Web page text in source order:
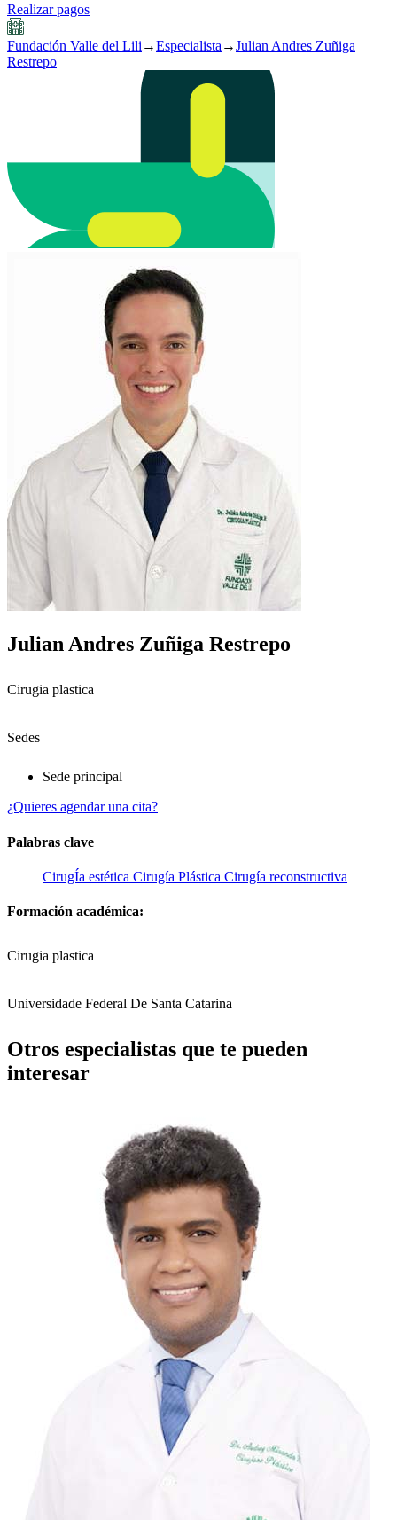
Realizar pagos
Fundación Valle del Lili →Especialista →Julian Andres Zuñiga
Restrepo
Julian Andres Zuñiga Restrepo
Cirugia plastica
Sedes
Sede principal
¿Quieres agendar una cita?
Palabras clave
CirugÍa estética Cirugía Plástica Cirugía reconstructiva
Formación académica:
Cirugia plastica
Universidade Federal De Santa Catarina
Otros especialistas que te pueden
interesar